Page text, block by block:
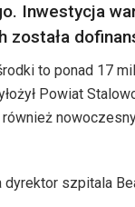
Inwestycja
została
to ponad 17
Powiat
dyrektor szpitala